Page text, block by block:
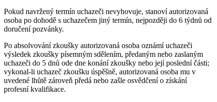
Pokud navržený termín uchazeči nevyhovuje, stanoví autorizovaná
osoba po dohodě s uchazečem jiný termín, nejpozději do 6 týdnů od
doručení pozvánky.
Po absolvování zkoušky autorizovaná osoba oznámí uchazeči
výsledek zkoušky písemným sdělením, předaným nebo zaslaným
uchazeči do 5 dnů ode dne konání zkoušky nebo její poslední části;
vykonal-li uchazeč zkoušku úspěšně, autorizovaná osoba mu v
uvedené lhůtě zároveň předá nebo zašle osvědčení o získání
profesní kvalifikace.